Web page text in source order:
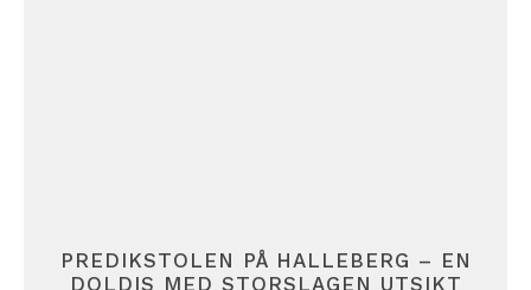
PREDIKSTOLEN PÅ HALLEBERG – EN
DOLDIS MED STORSLAGEN UTSIKT